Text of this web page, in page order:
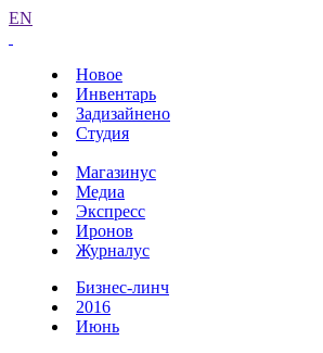
EN
Новое
Инвентарь
Задизайнено
Студия
Магазинус
Медиа
Экспресс
Иронов
Журналус
Бизнес-линч
2016
Июнь